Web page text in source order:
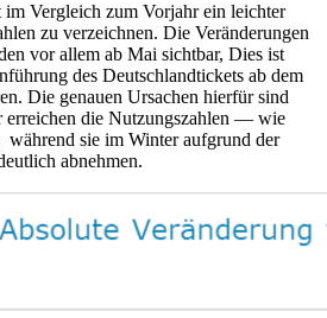
Vergleich zum Vorjahr ein leichter
zu verzeichnen. Die Veränderungen
vor allem ab Mai sichtbar, Dies ist
des Deutschlandtickets ab dem
Die genauen Ursachen hierfür sind
erreichen die Nutzungszahlen — wie
sie im Winter aufgrund der
abnehmen.